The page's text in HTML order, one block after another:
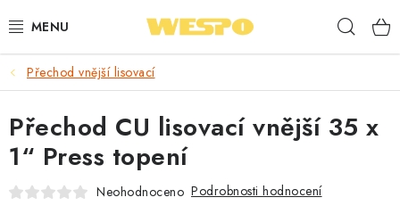
na
ARMATURY PRO TOPENÍ A VODU
TOPENÍ A OHŘEV VODY
TVAROVKY A TRUBKY
Přechod vnější lisovací
Přechod CU lisovací vnější 35 x
1“ Press topení
Neohodnoceno Podrobnosti hodnocení